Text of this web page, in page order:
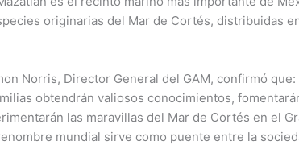
originarias del Mar de Cortés, distribuidas
Norris, Director General del GAM, confirmó que:
obtendrán valiosos conocimientos,
las maravillas del Mar de Cortés en el
mundial sirve como puente entre la